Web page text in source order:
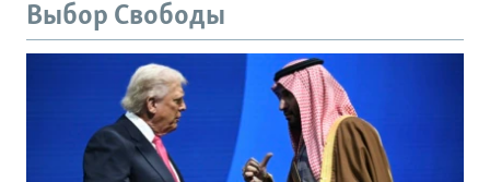
Выбор Свободы